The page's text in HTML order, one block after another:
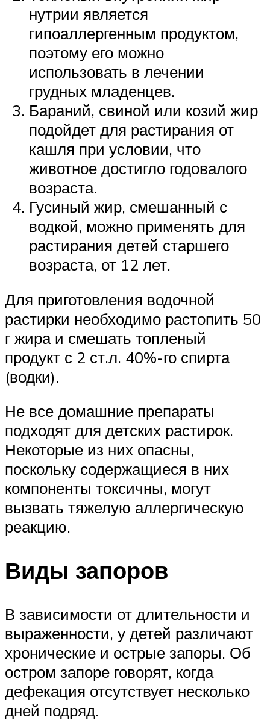
нутрии является
гипоаллергенным продуктом,
поэтому его можно
использовать в лечении
грудных младенцев.
Бараний, свиной или козий жир
подойдет для растирания от
кашля при условии, что
животное достигло годовалого
возраста.
Гусиный жир, смешанный с
водкой, можно применять для
растирания детей старшего
возраста, от 12 лет.
Для приготовления водочной
растирки необходимо растопить 50
г жира и смешать топленый
продукт с 2 ст.л. 40%-го спирта
(водки).
Не все домашние препараты
подходят для детских растирок.
Некоторые из них опасны,
поскольку содержащиеся в них
компоненты токсичны, могут
вызвать тяжелую аллергическую
реакцию.
Виды запоров
В зависимости от длительности и
выраженности, у детей различают
хронические и острые запоры. Об
остром запоре говорят, когда
дефекация отсутствует несколько
дней подряд.